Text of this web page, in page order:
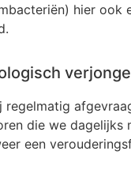
hier ook
regelmatig
die we dagelijks
een